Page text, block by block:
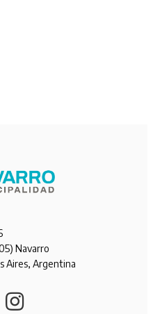
Navarro
Aires, Argentina